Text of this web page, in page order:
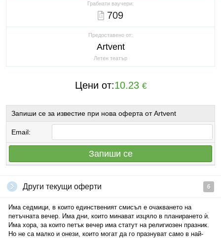
Грабнати ваучери:
709
Предоставено от:
Artvent
Летен театър
Цени от:10.23 €
Запиши се за известие при нова оферта от Artvent
Email:
Запиши се
Други текущи оферти 6
Има седмици, в които единственият смисъл е очакването на
петъчната вечер. Има дни, които минават изцяло в планирането ѝ.
Има хора, за които петък вечер има статут на религиозен празник.
Но не са малко и онези, които могат да го празнуват само в най-